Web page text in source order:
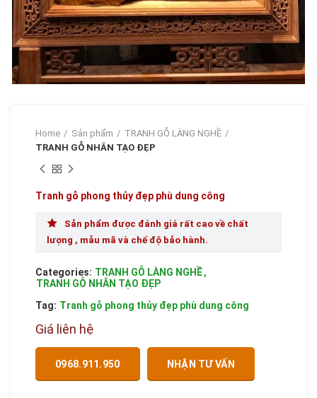
Home Sản phẩm
TRANH GỖ LÀNG NGHỀ
TRANH GỖ NHÂN TẠO ĐẸP
Tranh gỗ phong thủy đẹp phù dung công
Sản phẩm được đánh giá rất cao về chất
lượng , mẫu mã và chế độ bảo hành.
Categories: TRANH GỖ LÀNG NGHỀ,
TRANH GỖ NHÂN TẠO ĐẸP
Tag: Tranh gỗ phong thủy đẹp phù dung công
Giá liên hệ
0968.911.950 NHẬN TƯ VẤN